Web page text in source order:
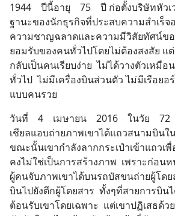
1944    ปีนี้อายุ    75    ปี ก่อตั้งบริษัทหัวเ
ฐานะของนักธุรกิจที่ประสบความสำเร็จ
ความชาญฉลาดและความมีวิสัยทัศน์ขอ
ยอมรับของคนทั่วไปโดยไม่ต้องสงสัย
กลับเป็นคนเรียบง่าย  ไม่ได้วางตัวเหมือ
ทั่วไป  ไม่มีเครื่องบินส่วนตัว ไม่มีเรือยอ
แบบคนรวย
วันที่    4    เมษายน    2016    ในวัย
เชียลแอบถ่ายภาพเขาได้แถวสนามบินใ
ขณะนั้นเขากำลังลากกระเป๋าเข้าแถว
คงไม่ใช่เป็นการสร้างภาพ  เพราะก่อน
ผู้คนจับภาพเขาได้บนรถบัสขนถ่ายผู้โดย
บินไปยังตึกผู้โดยสาร  ทั้งๆที่สายการบิน
ต้อนรับเขาโดยเฉพาะ  แต่เขาปฏิเสธด้